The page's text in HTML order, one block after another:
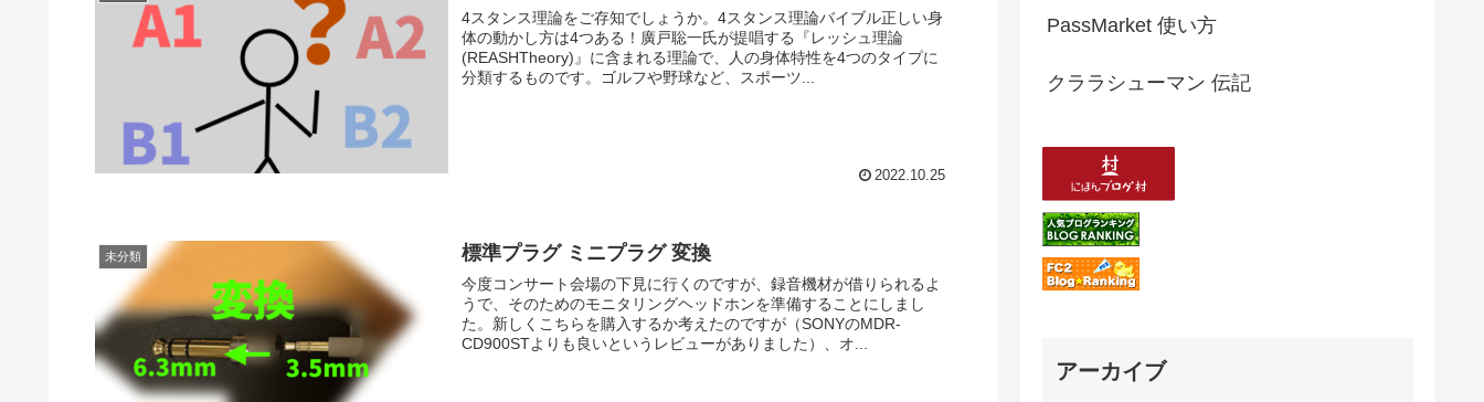
4スタンス理論をご存知でしょうか。4スタンス理論バイブル正しい身
体の動かし方は4つある！廣戸聡一氏が提唱する『レッシュ理論
(REASHTheory)』に含まれる理論で、人の身体特性を4つのタイプに
分類するものです。ゴルフや野球など、スポーツ...
2022.10.25
未分類 標準プラグ ミニプラグ 変換
今度コンサート会場の下見に行くのですが、録音機材が借りられるよ
うで、そのためのモニタリングヘッドホンを準備することにしまし
た。新しくこちらを購入するか考えたのですが（SONYのMDR-
CD900STよりも良いというレビューがありました）、オ...
PassMarket 使い方
クララシューマン 伝記
アーカイブ